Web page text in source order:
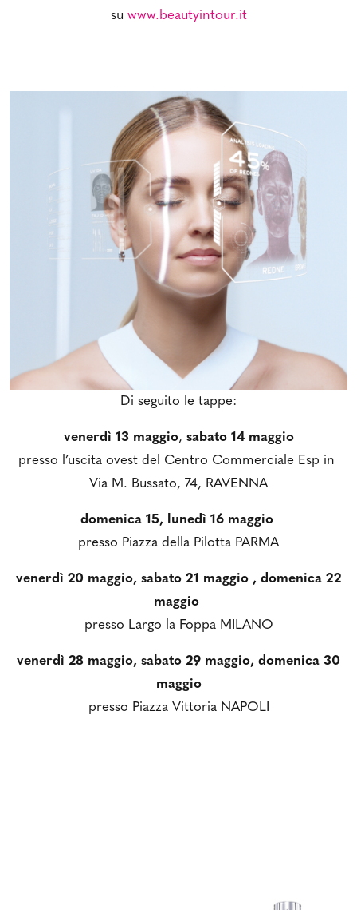
su www.beautyintour.it
Di seguito le tappe:
venerdì 13 maggio, sabato 14 maggio
presso l’uscita ovest del Centro Commerciale Esp in
Via M. Bussato, 74, RAVENNA
domenica 15, lunedì 16 maggio
presso Piazza della Pilotta PARMA
venerdì 20 maggio, sabato 21 maggio , domenica 22
maggio
presso Largo la Foppa MILANO
venerdì 28 maggio, sabato 29 maggio, domenica 30
maggio
presso Piazza Vittoria NAPOLI